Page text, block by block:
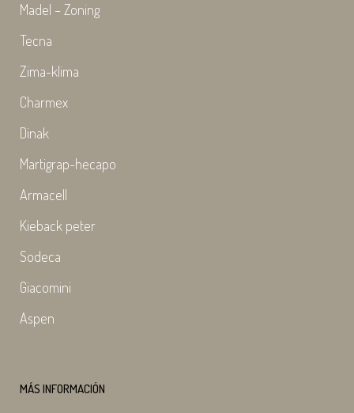
Madel – Zoning
Tecna
Zima-klima
Charmex
Dinak
Martigrap-hecapo
Armacell
Kieback peter
Sodeca
Giacomini
Aspen
MÁS INFORMACIÓN